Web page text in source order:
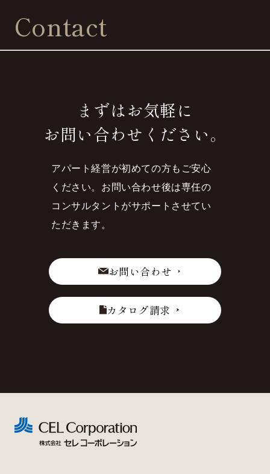
Contact
まずはお気軽に
お問い合わせください。
アパート経営が初めての方もご安心
ください。 お問い合わせ後は専任の
コンサルタントがサポートさせてい
ただきます。
お問い合わせ
カタログ請求